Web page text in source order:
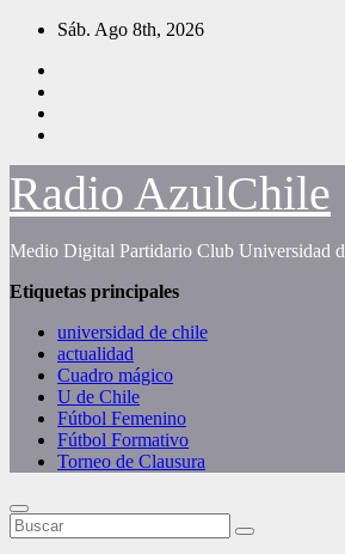
Saltar
contenido
Sáb. Ago 8th, 2026
Radio AzulChile
Medio Digital Partidario Club Universidad
Etiquetas principales
universidad de chile
actualidad
Cuadro mágico
U de Chile
Fútbol Femenino
Fútbol Formativo
Torneo de Clausura